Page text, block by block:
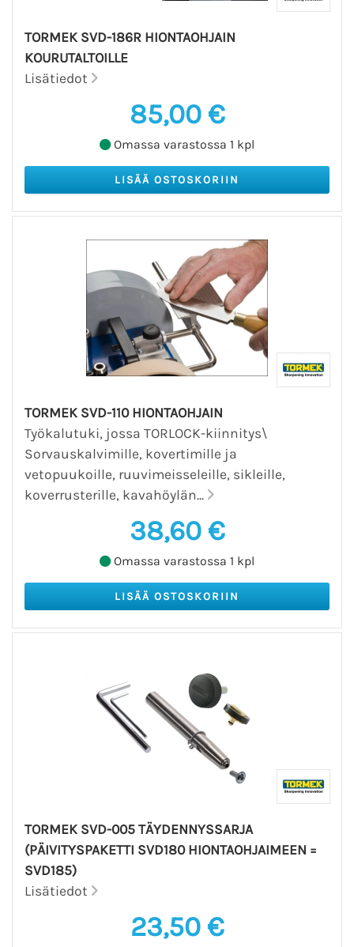
TORMEK SVD-186R HIONTAOHJAIN
KOURUTALTOILLE
Lisätiedot
85,00 €
Omassa varastossa 1 kpl
TORMEK SVD-110 HIONTAOHJAIN
Työkalutuki, jossa TORLOCK-kiinnitys\
Sorvauskalvimille, kovertimille ja
vetopuukoille, ruuvimeisseleille, sikleille,
koverrusterille, kavahöylän...
38,60 €
Omassa varastossa 1 kpl
TORMEK SVD-005 TÄYDENNYSSARJA
(PÄIVITYSPAKETTI SVD180 HIONTAOHJAIMEEN =
SVD185)
Lisätiedot
23,50 €